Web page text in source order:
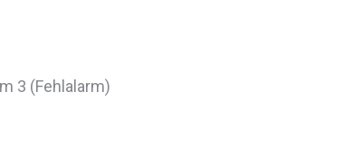
3 (Fehlalarm)